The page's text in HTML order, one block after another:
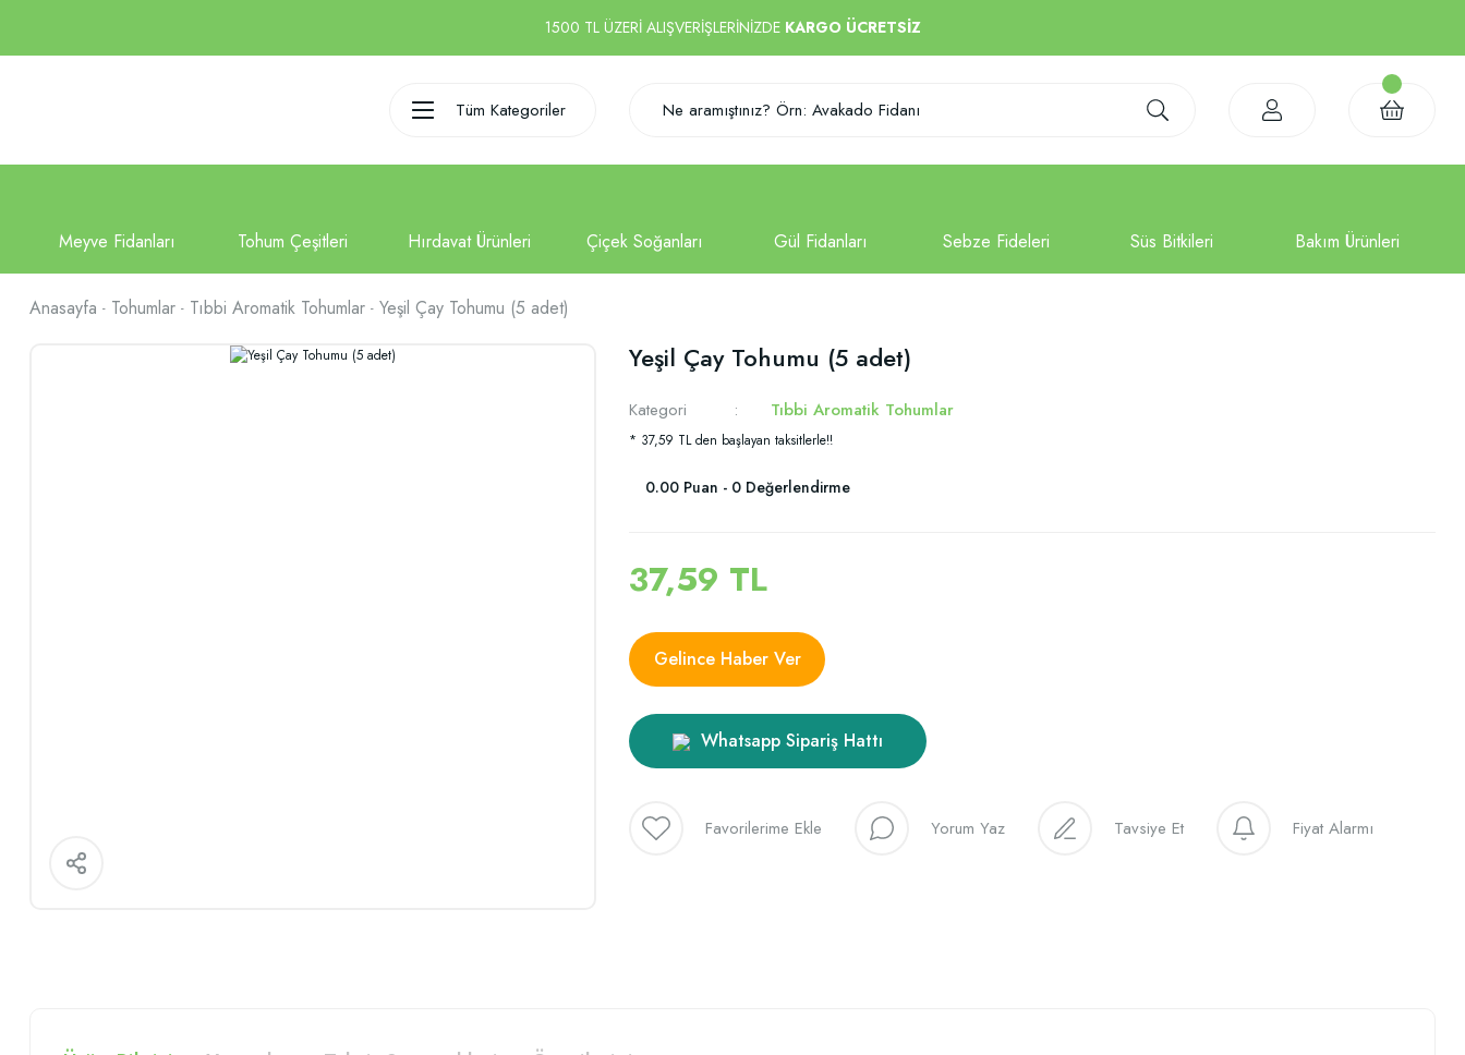
1500 TL ÜZERİ ALIŞVERİŞLERİNİZDE KARGO ÜCRETSİZ
Tüm Kategoriler
Anasayfa Tohumlar Tıbbi Aromatik Tohumlar Yeşil Çay Tohumu (5 adet)
Yeşil Çay Tohumu (5 adet)
Kategori Tıbbi Aromatik Tohumlar
* 37,59 TL den başlayan taksitlerle!!
0.00 Puan - 0 Değerlendirme
37,59 TL
Gelince Haber Ver
Whatsapp Sipariş Hattı
Yorum Yaz Tavsiye Et Fiyat Alarmı